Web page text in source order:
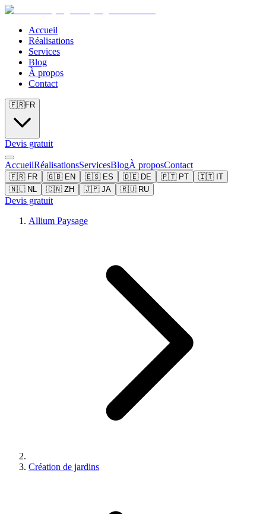
Accueil
Réalisations
Services
Blog
À propos
Contact
🇫🇷FR
Devis gratuit
AccueilRéalisationsServicesBlogÀ proposContact
🇫🇷 FR 🇬🇧 EN 🇪🇸 ES 🇩🇪 DE 🇵🇹 PT 🇮🇹 IT
🇳🇱 NL 🇨🇳 ZH 🇯🇵 JA 🇷🇺 RU
Devis gratuit
Allium Paysage
Création de jardins